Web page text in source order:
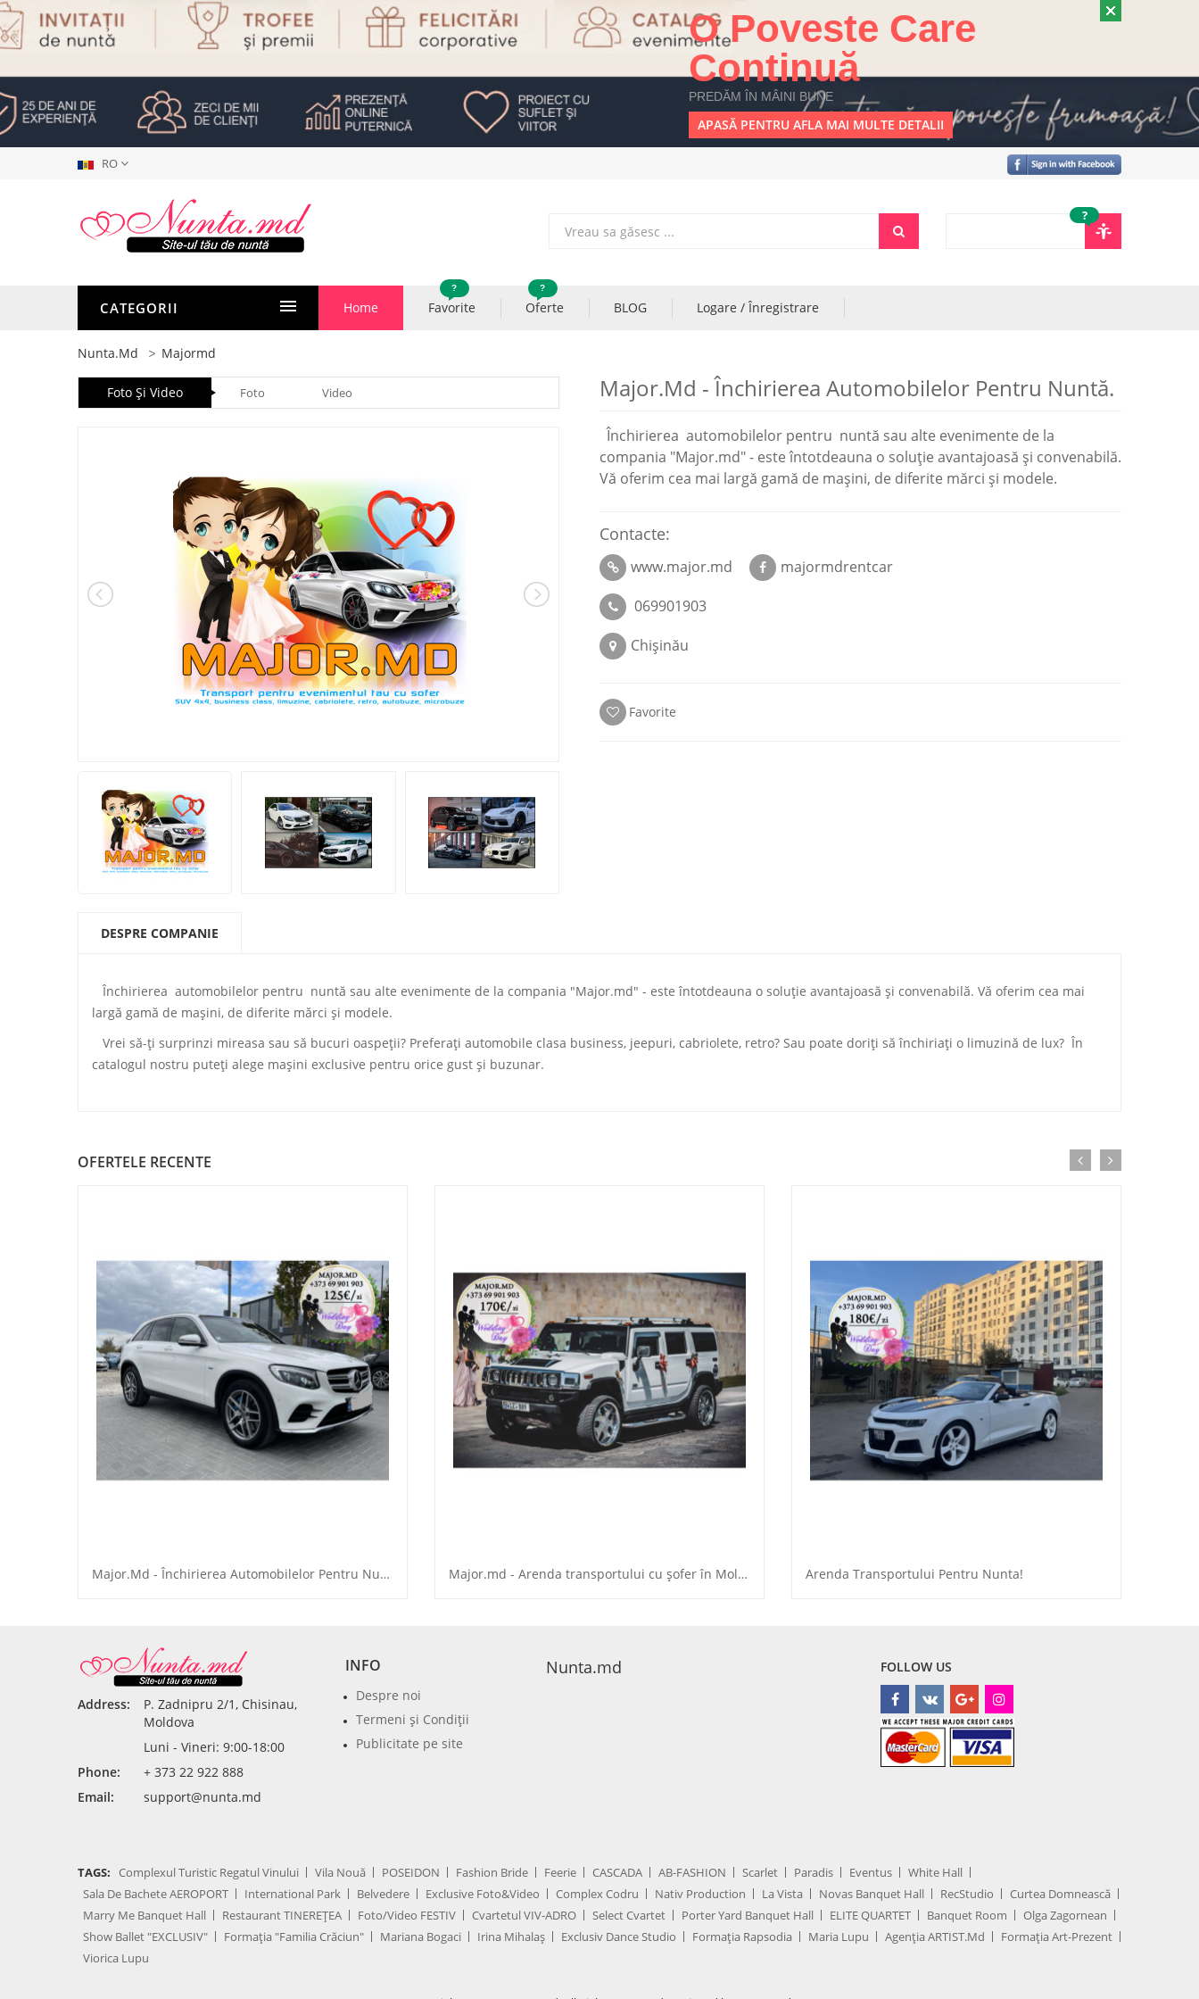
O Poveste Care
Continuă
PREDĂM ÎN MÂINI BUNE
APASĂ PENTRU AFLA MAI MULTE DETALII
RO
?
CATEGORII Home Favorite
?
Oferte
?
BLOG Logare / Înregistrare
Nunta.md Majormd
Foto Şi Video Foto Video Major.md - Închirierea Automobilelor Pentru Nuntă.
Închirierea automobilelor pentru nuntă sau alte evenimente de la
compania "Major.md" - este întotdeauna o soluție avantajoasă și convenabilă.
Vă oferim cea mai largă gamă de mașini, de diferite mărci și modele.
Contacte:
www.major.md
majormdrentcar
069901903
Chișinău
Favorite
DESPRE COMPANIE
Închirierea automobilelor pentru nuntă sau alte evenimente de la compania "Major.md" - este întotdeauna o soluție avantajoasă și convenabilă. Vă oferim cea mai
largă gamă de mașini, de diferite mărci și modele.
Vrei să-ți surprinzi mireasa sau să bucuri oaspeții? Preferați automobile clasa business, jeepuri, cabriolete, retro? Sau poate doriți să închiriați o limuzină de lux? În
catalogul nostru puteți alege mașini exclusive pentru orice gust și buzunar.
OFERTELE RECENTE
Major.Md - Închirierea Automobilelor Pentru Nuntă. Major.md - Arenda transportului cu șofer în Moldova. Arenda Transportului Pentru Nunta!
Address:
P. Zadnipru 2/1, Chisinau,
Moldova
Luni - Vineri: 9:00-18:00
Phone:
+ 373 22 922 888
Email:
support@nunta.md
INFO
Despre noi
Termeni şi Condiţii
Publicitate pe site
Nunta.md FOLLOW US
TAGS: Complexul Turistic Regatul Vinului Vila Nouă POSEIDON Fashion Bride Feerie CASCADA AB-FASHION Scarlet Paradis Eventus
White Hall
Sala De Bachete AEROPORT
International Park Belvedere Exclusive Foto&Video Complex Codru Nativ Production La Vista Novas Banquet Hall RecStudio
Curtea Domnească
Marry Me Banquet Hall
Restaurant TINEREȚEA Foto/Video FESTIV Cvartetul VIV-ADRO Select Cvartet Porter Yard Banquet Hall ELITE QUARTET Banquet Room
Olga Zagornean
Show Ballet "EXCLUSIV"
Formația "Familia Crăciun" Mariana Bogaci Irina Mihalaș Exclusiv Dance Studio Formația Rapsodia Maria Lupu Agenţia ARTIST.md
Formația Art-Prezent
Viorica Lupu